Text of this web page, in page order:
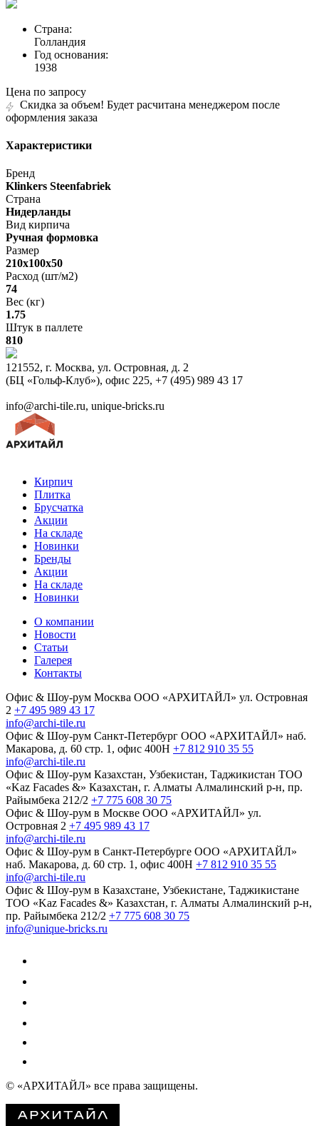
Страна:
Голландия
Год основания:
1938
Цена по запросу
Скидка за объем! Будет расчитана менеджером после
оформления заказа
Характеристики
Бренд
Klinkers Steenfabriek
Страна
Нидерланды
Вид кирпича
Ручная формовка
Размер
210х100х50
Расход (шт/м2)
74
Вес (кг)
1.75
Штук в паллете
810
121552, г. Москва, ул. Островная, д. 2
(БЦ «Гольф-Клуб»), офис 225, +7 (495) 989 43 17
info@archi-tile.ru, unique-bricks.ru
Кирпич
Плитка
Брусчатка
Акции
На складе
Новинки
Бренды
Акции
На складе
Новинки
О компании
Новости
Статьи
Галерея
Контакты
Офис & Шоу-рум Москва ООО «АРХИТАЙЛ» ул. Островная
2 +7 495 989 43 17
info@archi-tile.ru
Офис & Шоу-рум Санкт-Петербург ООО «АРХИТАЙЛ» наб.
Макарова, д. 60 стр. 1, офис 400Н +7 812 910 35 55
info@archi-tile.ru
Офис & Шоу-рум Казахстан, Узбекистан, Таджикистан TOO
«Kaz Facades &» Казахстан, г. Алматы Алмалинский р-н, пр.
Райымбека 212/2 +7 775 608 30 75
Офис & Шоу-рум в Москве ООО «АРХИТАЙЛ» ул.
Островная 2 +7 495 989 43 17
info@archi-tile.ru
Офис & Шоу-рум в Санкт-Петербурге ООО «АРХИТАЙЛ»
наб. Макарова, д. 60 стр. 1, офис 400Н +7 812 910 35 55
info@archi-tile.ru
Офис & Шоу-рум в Казахстане, Узбекистане, Таджикистане
TOO «Kaz Facades &» Казахстан, г. Алматы Алмалинский р-н,
пр. Райымбека 212/2 +7 775 608 30 75
info@unique-bricks.ru
© «АРХИТАЙЛ» все права защищены.